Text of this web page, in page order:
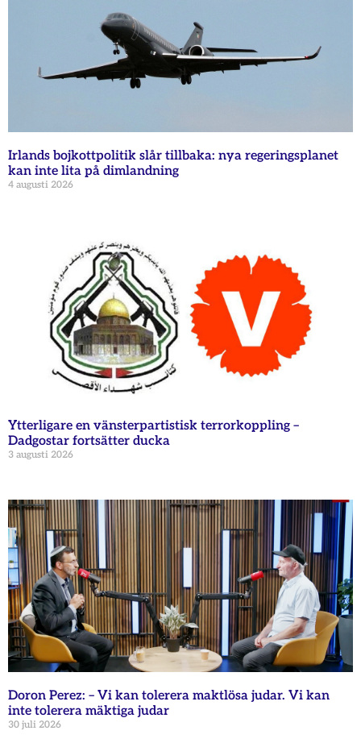
Irlands bojkottpolitik slår tillbaka: nya regeringsplanet
kan inte lita på dimlandning
4 augusti 2026
Ytterligare en vänsterpartistisk terrorkoppling –
Dadgostar fortsätter ducka
3 augusti 2026
Doron Perez: – Vi kan tolerera maktlösa judar. Vi kan
inte tolerera mäktiga judar
30 juli 2026